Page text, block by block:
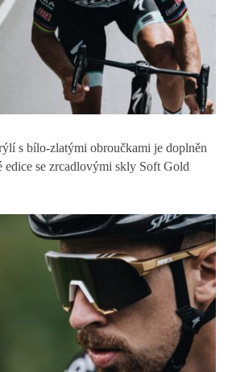
s bílo-zlatými obroučkami je doplněn
edice se zrcadlovými skly Soft Gold